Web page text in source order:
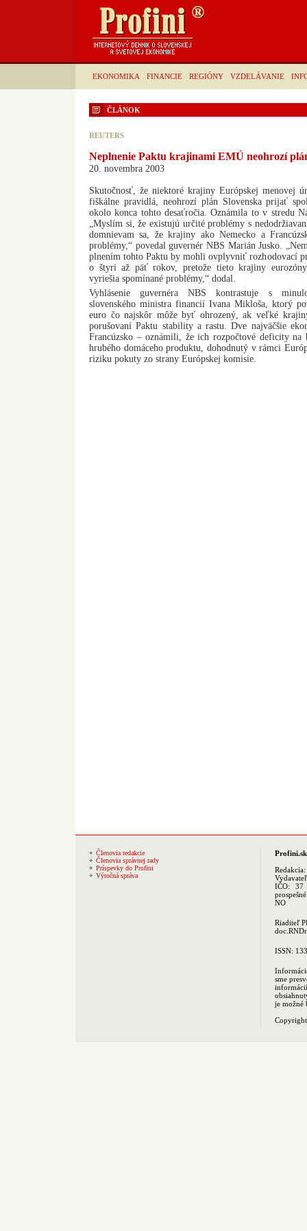
EKONOMIKA FINANCIE REGIÓNY VZDELÁVANIE
ČLÁNOK
REUTERS
Neplnenie Paktu krajinami EMÚ neohrozí
20. novembra 2003
Skutočnosť, že niektoré krajiny Európskej menovej
fiškálne pravidlá, neohrozí plán Slovenska prijať
okolo konca tohto desaťročia. Oznámila to v stredu
„Myslím si, že existujú určité problémy s
domnievam sa, že krajiny ako Nemecko a
problémy,“ povedal guvernér NBS Marián Jusko.
plnením tohto Paktu by mohli ovplyvniť rozhodovací
o štyri až päť rokov, pretože tieto krajiny
vyriešia spomínané problémy,“ dodal.
Vyhlásenie guvernéra NBS kontrastuje s
slovenského ministra financií Ivana Mikloša, ktorý
euro čo najskôr môže byť ohrozený, ak veľké
porušovaní Paktu stability a rastu. Dve najväčšie
Francúzsko – oznámili, že ich rozpočtové deficity
hrubého domáceho produktu, dohodnutý v rámci
riziku pokuty zo strany Európskej komisie.
Členovia redakcie
Členovia správnej rady
Príspevky do Profini
Výročná správa
Profini.sk
Redakcia:
IČO: 37
NO
Riaditeľ
ISSN:
sme
je možné